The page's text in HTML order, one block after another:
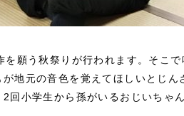
を願う秋祭りが行われます。そこ
地元の音色を覚えてほしいとじ
2回小学生から孫がいるおじいちゃ